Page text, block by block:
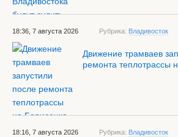
18:36, 7 августа 2026 Рубрика: Владивосток
Движение трамваев
ремонта теплотрассы
18:16, 7 августа 2026 Рубрика: Владивосток